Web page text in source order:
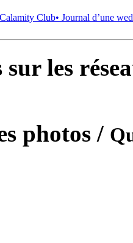
Club• Journal d’une
les
photos /